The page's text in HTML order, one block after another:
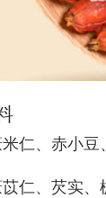
仁、赤小豆
仁、芡实